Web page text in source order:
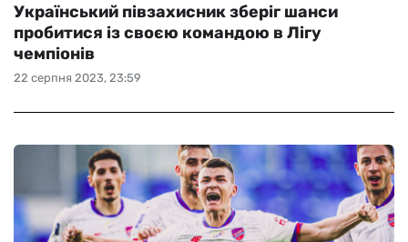
22 серпня 2023, 23:59
Український півзахисник зберіг шанси
пробитися із своєю командою в Лігу
чемпіонів